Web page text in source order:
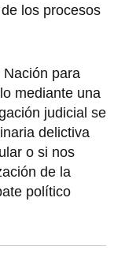
los procesos
para
mediante una
judicial se
delictiva
o si nos
de la
político